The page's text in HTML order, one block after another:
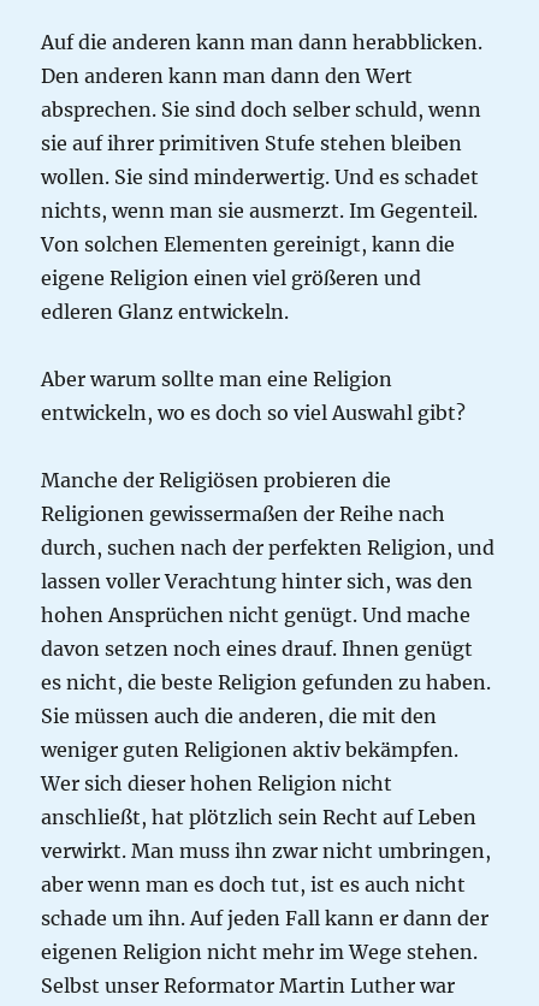
Auf die anderen kann man dann herabblicken.
Den anderen kann man dann den Wert
absprechen. Sie sind doch selber schuld, wenn
sie auf ihrer primitiven Stufe stehen bleiben
wollen. Sie sind minderwertig. Und es schadet
nichts, wenn man sie ausmerzt. Im Gegenteil.
Von solchen Elementen gereinigt, kann die
eigene Religion einen viel größeren und
edleren Glanz entwickeln.
Aber warum sollte man eine Religion
entwickeln, wo es doch so viel Auswahl gibt?
Manche der Religiösen probieren die
Religionen gewissermaßen der Reihe nach
durch, suchen nach der perfekten Religion, und
lassen voller Verachtung hinter sich, was den
hohen Ansprüchen nicht genügt. Und mache
davon setzen noch eines drauf. Ihnen genügt
es nicht, die beste Religion gefunden zu haben.
Sie müssen auch die anderen, die mit den
weniger guten Religionen aktiv bekämpfen.
Wer sich dieser hohen Religion nicht
anschließt, hat plötzlich sein Recht auf Leben
verwirkt. Man muss ihn zwar nicht umbringen,
aber wenn man es doch tut, ist es auch nicht
schade um ihn. Auf jeden Fall kann er dann der
eigenen Religion nicht mehr im Wege stehen.
Selbst unser Reformator Martin Luther war